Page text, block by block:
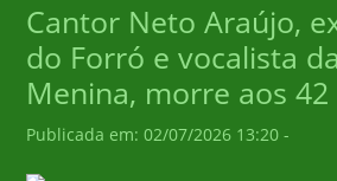
Cantor Neto Araújo,
do Forró e vocalista
Menina, morre aos 42
Publicada em: 02/07/2026 13:20 -